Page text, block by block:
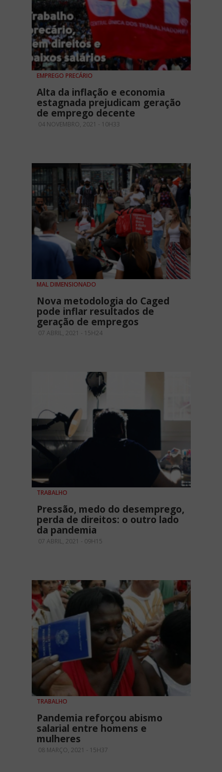
EMPREGO PRECÁRIO
Alta da inflação e economia
estagnada prejudicam geração
de emprego decente
04 NOVEMBRO, 2021 - 10H33
MAL DIMENSIONADO
Nova metodologia do Caged
pode inflar resultados de
geração de empregos
07 ABRIL, 2021 - 15H24
TRABALHO
Pressão, medo do desemprego,
perda de direitos: o outro lado
da pandemia
07 ABRIL, 2021 - 09H15
TRABALHO
Pandemia reforçou abismo
salarial entre homens e
mulheres
08 MARÇO, 2021 - 15H37